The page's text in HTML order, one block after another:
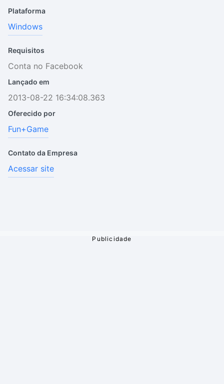
Plataforma
Windows
Requisitos
Conta no Facebook
Lançado em
2013-08-22 16:34:08.363
Oferecido por
Fun+Game
Contato da Empresa
Acessar site